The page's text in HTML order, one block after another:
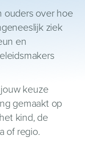
ouders over hoe
ziek
en
keuze
gemaakt op
kind, de
of regio.